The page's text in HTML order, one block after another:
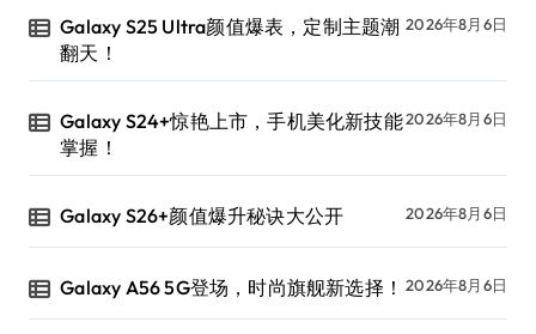
Galaxy S25 Ultra颜值爆表，定制主题潮
翻天！
2026年8月6日
Galaxy S24+惊艳上市，手机美化新技能
掌握！
2026年8月6日
Galaxy S26+颜值爆升秘诀大公开 2026年8月6日
Galaxy A56 5G登场，时尚旗舰新选择！ 2026年8月6日